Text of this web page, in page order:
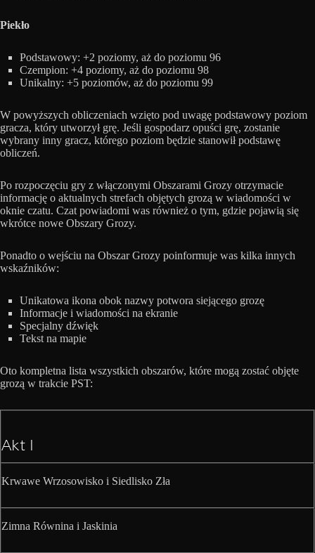
Piekło
Podstawowy: +2 poziomy, aż do poziomu 96
Czempion: +4 poziomy, aż do poziomu 98
Unikalny: +5 poziomów, aż do poziomu 99
W powyższych obliczeniach wzięto pod uwagę podstawowy poziom
gracza, który utworzył grę. Jeśli gospodarz opuści grę, zostanie
wybrany inny gracz, którego poziom będzie stanowił podstawę
obliczeń.
Po rozpoczęciu gry z włączonymi Obszarami Grozy otrzymacie
informację o aktualnych strefach objętych grozą w wiadomości w
oknie czatu. Czat powiadomi was również o tym, gdzie pojawią się
wkrótce nowe Obszary Grozy.
Ponadto o wejściu na Obszar Grozy poinformuje was kilka innych
wskaźników:
Unikatowa ikona obok nazwy potwora siejącego grozę
Informacje i wiadomości na ekranie
Specjalny dźwięk
Tekst na mapie
Oto kompletna lista wszystkich obszarów, które mogą zostać objęte
grozą w trakcie PST:
Akt I
Krwawe Wrzosowisko i Siedlisko Zła
Zimna Równina i Jaskinia